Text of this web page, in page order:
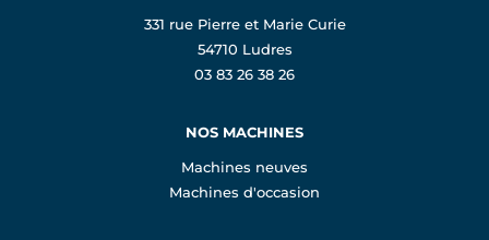
331 rue Pierre et Marie Curie
54710 Ludres
03 83 26 38 26
NOS MACHINES
Machines neuves
Machines d'occasion